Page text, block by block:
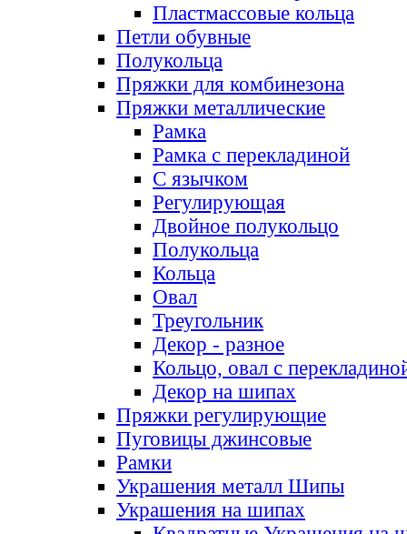
Пластмассовые кольца
Петли обувные
Полукольца
Пряжки для комбинезона
Пряжки металлические
Рамка
Рамка с перекладиной
С язычком
Регулирующая
Двойное полукольцо
Полукольца
Кольца
Овал
Треугольник
Декор - разное
Кольцо, овал с
Декор на шипах
Пряжки регулирующие
Пуговицы джинсовые
Рамки
Украшения металл Шипы
Украшения на шипах